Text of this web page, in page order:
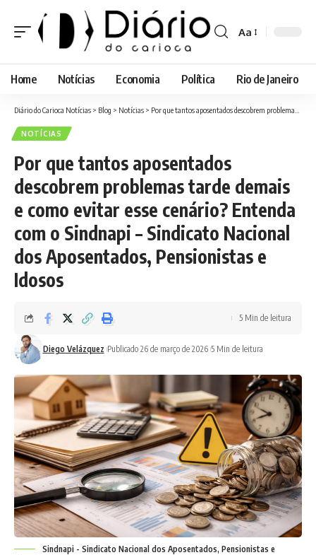
Font
Aa
Home Notícias Economia Política Rio de Janeiro
Diário do Carioca Notícias > Blog > Notícias > Por que tantos aposentados descobrem problemas tarde demais e como evitar esse cenário? Entenda com o Sindnapi – Sindicato Nacional dos Aposentados, Pensionistas e Idosos
NOTÍCIAS
Por que tantos aposentados
descobrem problemas tarde demais
e como evitar esse cenário? Entenda
com o Sindnapi – Sindicato Nacional
dos Aposentados, Pensionistas e
Idosos
Diego Velázquez Publicado 26 de março de 2026 5 Min de leitura
5 Min de leitura
Sindnapi - Sindicato Nacional dos Aposentados, Pensionistas e